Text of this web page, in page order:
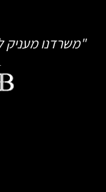
"משרדנו מעניק